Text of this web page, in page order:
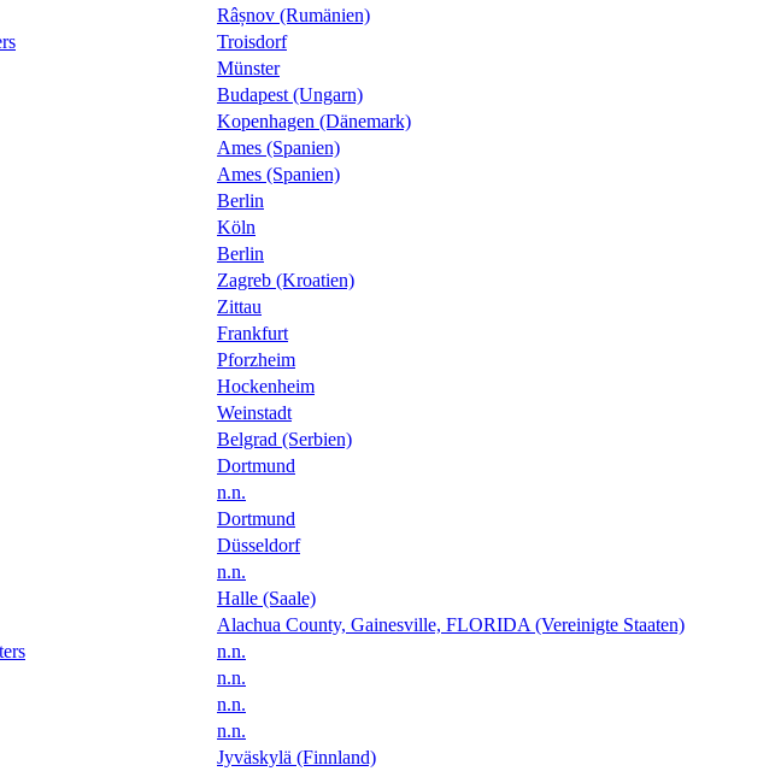
Râșnov (Rumänien)
Troisdorf
Münster
Budapest (Ungarn)
Kopenhagen (Dänemark)
Ames (Spanien)
Ames (Spanien)
Berlin
Köln
Berlin
Zagreb (Kroatien)
Zittau
Frankfurt
Pforzheim
Hockenheim
Weinstadt
Belgrad (Serbien)
Dortmund
n.n.
Dortmund
Düsseldorf
n.n.
Halle (Saale)
Alachua County, Gainesville, FLORIDA (Vereinigte Staaten)
n.n.
n.n.
n.n.
n.n.
Jyväskylä (Finnland)